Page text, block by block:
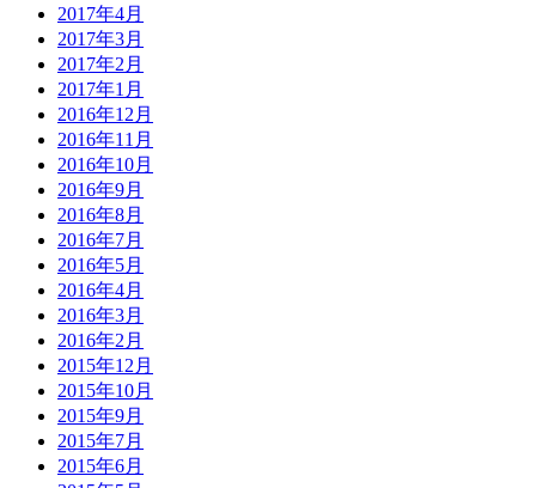
2017年4月
2017年3月
2017年2月
2017年1月
2016年12月
2016年11月
2016年10月
2016年9月
2016年8月
2016年7月
2016年5月
2016年4月
2016年3月
2016年2月
2015年12月
2015年10月
2015年9月
2015年7月
2015年6月